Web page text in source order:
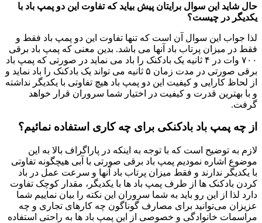
حال شاید این سوال برایتان پیش بیاید که تفاوت این دو پمپ باد با
یکدیگر در چیست؟
لذا جواب این سوال آن است که تنها تفاوت این دو پمپ باد فقط و
فقط در میزان پرتاب باد آنها می باشد. بدین معنی که پمپ باد برقی
۷۰۰ وات در ۴ ثانیه یک بادکنک را باد می نماید در صورتی که پمپ باد
برقی صورتی در مدت زمان ۵ ثانیه می تواند یک بادکنک را باد نماید و
از لحاظ کارایی و کیفیت این دو پمپ باد هیچ تفاوتی با یکدیگر نداشته
و با بهترین قدرت و کیفیت در اختیار شما سروران قرار خواهد
گرفت.
از چه پمپ باد بادکنکی برای چه کاری استفاده نمائیم؟
لازم به توضیح است که با توجه به اینکه در پاراگراف بالا به این
موضوع اشاره نمودیم پمپ باد برقی صورتی با آبی هیچگونه تفاوتی
با یکدیگر ندارند و فقط میزان پرتاب باد آنها و سرعت عمل در باد
کردن بادکنک ها از طرف پمپ باد ها با یکدیگر، مقدار کوچک تفاوت
دارد لذا از این رو باید به شما سروران این نکته را بیان نماییم شما
عزیزان می‌توانید برای مصارف گوناگون چه کارهای تجاری و چه
مراسمات خانوادگی و خصوصی از این پمپ باد ها به راحتی استفاده